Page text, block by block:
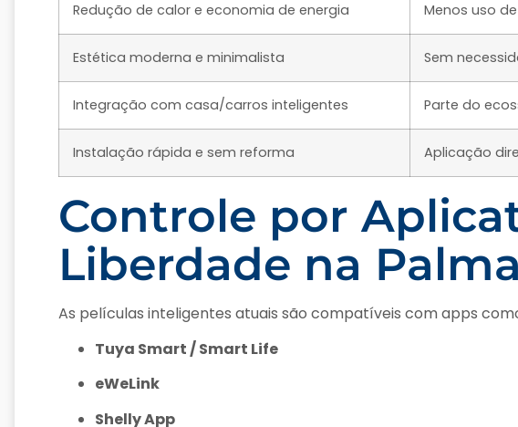
Redução de calor e economia de energia Menos uso
Estética moderna e minimalista Sem
Integração com casa/carros inteligentes Parte do
Instalação rápida e sem reforma Aplicação
Controle por
Liberdade na
As películas inteligentes atuais são compatíveis com apps
Tuya Smart / Smart Life
eWeLink
Shelly App